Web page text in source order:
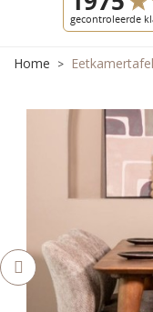
Home